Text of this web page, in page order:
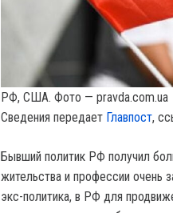
РФ, США. Фото — pravda.com.ua
Сведения передает Главпост,
Бывший политик РФ получил
жительства и профессии очень
экс-политика, в РФ для